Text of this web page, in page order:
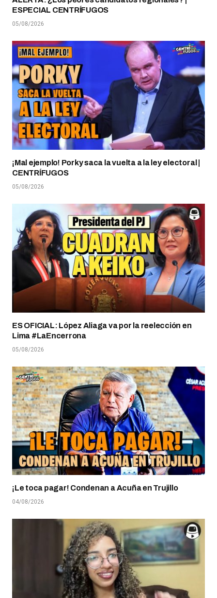
ESPECIAL CENTRÍFUGOS
05/08/2026
¡Mal ejemplo! Porky saca la vuelta a la ley electoral |
CENTRÍFUGOS
05/08/2026
ES OFICIAL: López Aliaga va por la reelección en
Lima #LaEncerrona
05/08/2026
¡Le toca pagar! Condenan a Acuña en Trujillo
04/08/2026